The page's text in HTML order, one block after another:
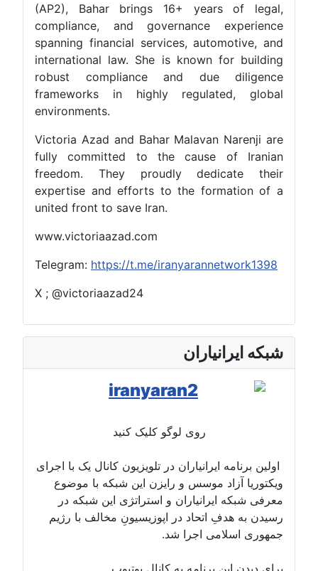
(AP2), Bahar brings 16+ years of legal,
compliance, and governance experience
spanning financial services, automotive, and
international law. She is known for building
robust compliance and due diligence
frameworks in highly regulated, global
environments.
Victoria Azad and Bahar Malavan Narenji are
fully committed to the cause of Iranian
freedom. They proudly dedicate their
expertise and efforts to the formation of a
united front to save Iran.
www.victoriaazad.com
Telegram: https://t.me/iranyarannetwork1398
X ; @victoriaazad24
شبکه ایرانیاران
روی لوگو کلیک کنید
اولین برنامه ایرانیاران در تلویزیون کانال یک با اجرای
ویکتوریا آزاد موسس و رایزن این شبکه با موضوع
معرفی شبکه ایرانیاران و استراتژی این شبکه در
رسیدن به هدفِ اتحاد در اپوزیسیونِ مخالف با رژیم
جمهوری اسلامی اجرا شد.
برای دیدن این برنامه به کانال یوتیوب